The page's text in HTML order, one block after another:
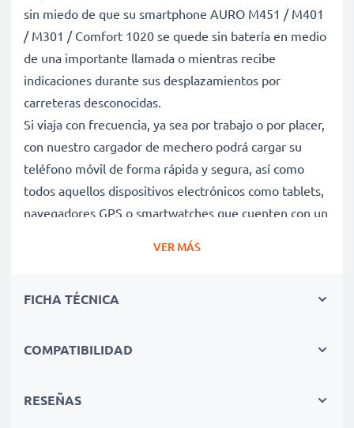
sin miedo de que su smartphone AURO M451 / M401
/ M301 / Comfort 1020 se quede sin batería en medio
de una importante llamada o mientras recibe
indicaciones durante sus desplazamientos por
carreteras desconocidas.
Si viaja con frecuencia, ya sea por trabajo o por placer,
con nuestro cargador de mechero podrá cargar su
teléfono móvil de forma rápida y segura, así como
todos aquellos dispositivos electrónicos como tablets,
navegadores GPS o smartwatches que cuenten con un
garantizan una carga segura de su dispositivo y una
AURO.
Carga rápida y cuidadosa de su teléfono móvil
VER MÁS
FICHA TÉCNICA
COMPATIBILIDAD
RESEÑAS